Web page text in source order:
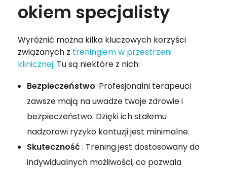
okiem specjalisty
Wyróżnić można kilka kluczowych korzyści
związanych z treningiem w przestrzeni
klinicznej. Tu są niektóre z nich:
Bezpieczeństwo: Profesjonalni terapeuci
zawsze mają na uwadze twoje zdrowie i
bezpieczeństwo. Dzięki ich stałemu
nadzorowi ryzyko kontuzji jest minimalne.
Skuteczność : Trening jest dostosowany do
indywidualnych możliwości, co pozwala